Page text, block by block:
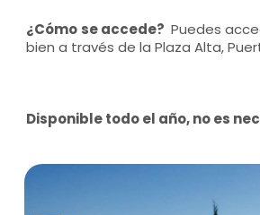
¿Cómo se accede? Puedes
bien a través de la Plaza Alta,
Disponible todo el año, no es